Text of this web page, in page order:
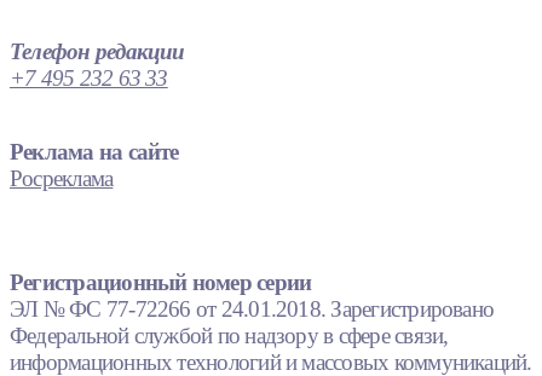
Телефон редакции
+7 495 232 63 33
Реклама на сайте
Росреклама
Регистрационный номер серии
ЭЛ № ФС 77-72266 от 24.01.2018. Зарегистрировано
Федеральной службой по надзору в сфере связи,
информационных технологий и массовых коммуникаций.